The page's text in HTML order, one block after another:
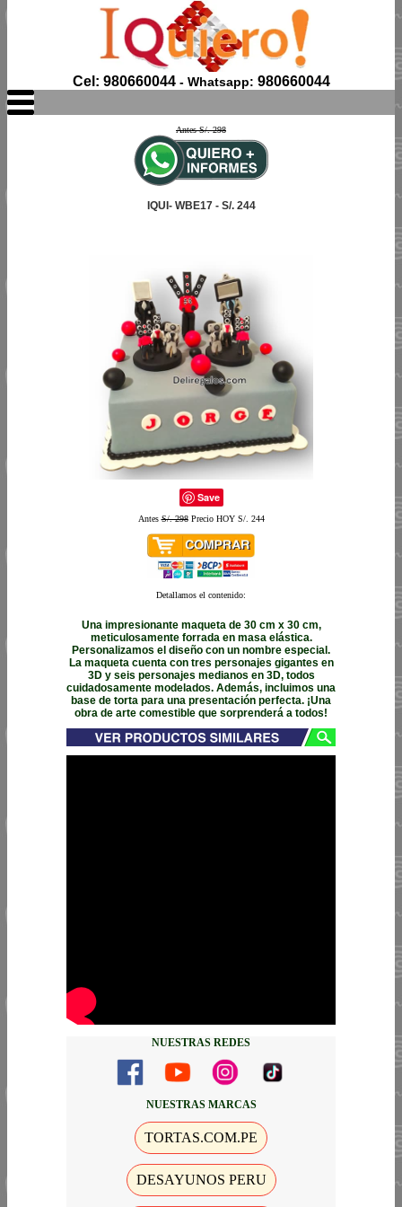
Cel: 980660044- Whatsapp: 980660044
Antes S/. 298
IQUI- WBE17 - S/. 244
Save
AntesS/. 298Precio HOY S/. 244
Detallamos el contenido:
Una impresionante maqueta de 30 cm x 30 cm,
meticulosamente forrada en masa elástica.
Personalizamos el diseño con un nombre especial.
La maqueta cuenta con tres personajes gigantes en
3D y seis personajes medianos en 3D, todos
cuidadosamente modelados. Además, incluimos una
base de torta para una presentación perfecta. ¡Una
obra de arte comestible que sorprenderá a todos!
NUESTRAS REDES
NUESTRAS MARCAS
TORTAS.COM.PE
DESAYUNOS PERU